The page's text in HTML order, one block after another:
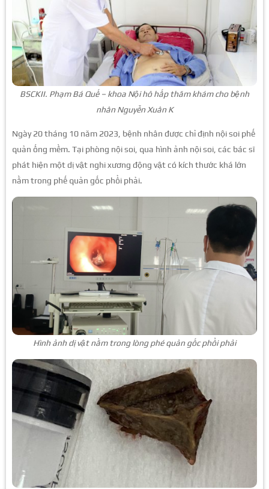
BSCKII. Phạm Bá Quế – khoa Nội hô hấp thăm khám cho bệnh
nhân Nguyễn Xuân K
Ngày 20 tháng 10 năm 2023, bệnh nhân được chỉ định nội soi phế
quản ống mềm. Tại phòng nội soi, qua hình ảnh nội soi, các bác sĩ
phát hiện một dị vật nghi xương động vật có kích thước khá lớn
nằm trong phế quản gốc phổi phải.
Hình ảnh dị vật nằm trong lòng phé quản gốc phổi phải